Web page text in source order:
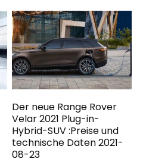
Der neue Range Rover
Velar 2021 Plug-in-
Hybrid-SUV :Preise und
technische Daten 2021-
08-23